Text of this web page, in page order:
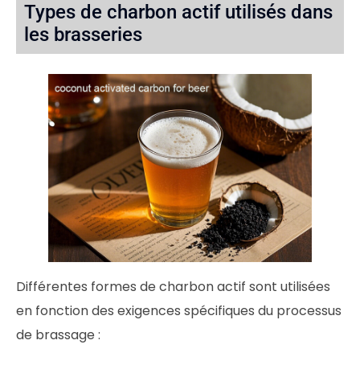
Types de charbon actif utilisés dans
les brasseries
Différentes formes de charbon actif sont utilisées
en fonction des exigences spécifiques du processus
de brassage :